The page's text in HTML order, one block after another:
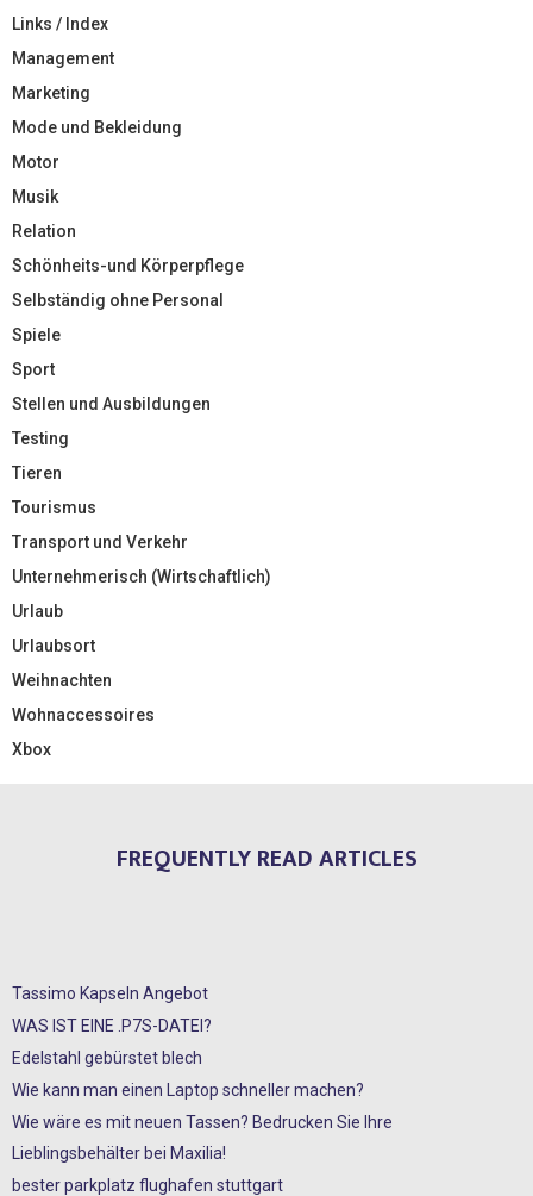
Links / Index
Management
Marketing
Mode und Bekleidung
Motor
Musik
Relation
Schönheits-und Körperpflege
Selbständig ohne Personal
Spiele
Sport
Stellen und Ausbildungen
Testing
Tieren
Tourismus
Transport und Verkehr
Unternehmerisch (Wirtschaftlich)
Urlaub
Urlaubsort
Weihnachten
Wohnaccessoires
Xbox
FREQUENTLY READ ARTICLES
Tassimo Kapseln Angebot
WAS IST EINE .P7S-DATEI?
Edelstahl gebürstet blech
Wie kann man einen Laptop schneller machen?
Wie wäre es mit neuen Tassen? Bedrucken Sie Ihre
Lieblingsbehälter bei Maxilia!
bester parkplatz flughafen stuttgart